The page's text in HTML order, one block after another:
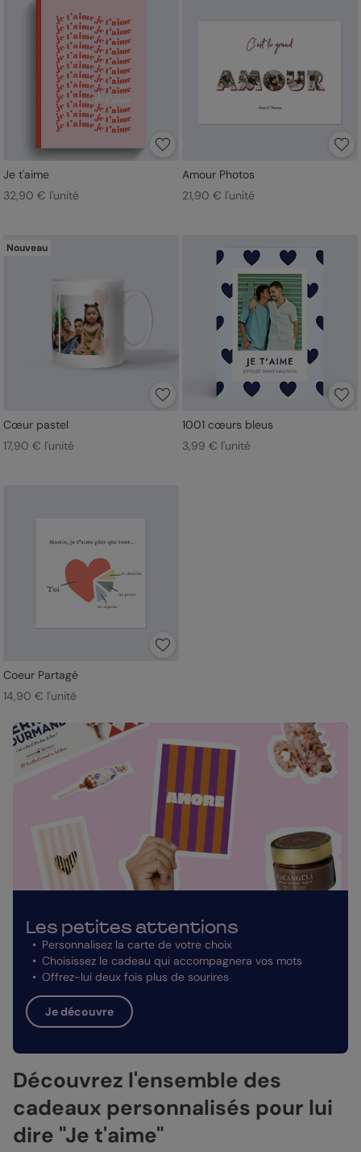
Je t'aime
32,90 € l'unité
Amour Photos
21,90 € l'unité
Nouveau
Cœur pastel
17,90 € l'unité
1001 cœurs bleus
3,99 € l'unité
Coeur Partagé
14,90 € l'unité
Les petites attentions
Personnalisez la carte de votre choix
Choisissez le cadeau qui accompagnera vos mots
Offrez-lui deux fois plus de sourires
Je découvre
Découvrez l'ensemble des
cadeaux personnalisés pour lui
dire "Je t'aime"